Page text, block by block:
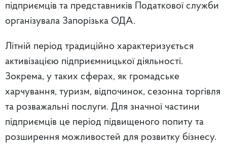
підприємців та представників Податкової служби
організувала Запорізька ОДА.
Літній період традиційно характеризується
активізацією підприємницької діяльності.
Зокрема, у таких сферах, як громадське
харчування, туризм, відпочинок, сезонна торгівля
та розважальні послуги. Для значної частини
підприємців це період підвищеного попиту та
розширення можливостей для розвитку бізнесу.